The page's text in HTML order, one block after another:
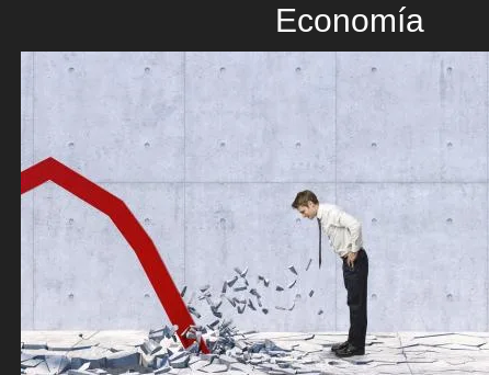
Economía